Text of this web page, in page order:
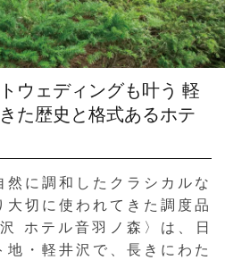
ウェディングも叶う 軽
た歴史と格式あるホテ
に調和したクラシカルな
大切に使われてきた調度品
ホテル音羽ノ森〉は、日
・軽井沢で、長きにわた